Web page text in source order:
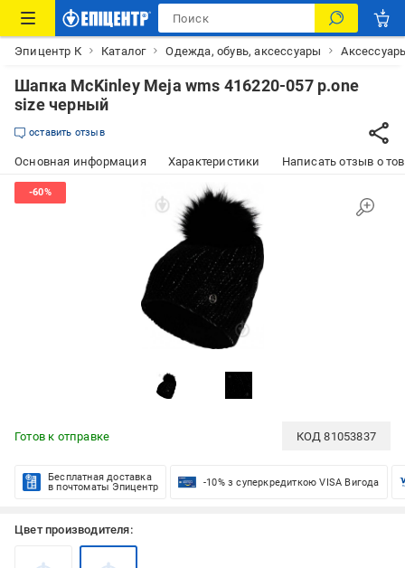
Эпицентр К Каталог Одежда, обувь, аксессуары
Шапка McKinley Meja wms 416220-057 р.one
size черный
оставить отзыв
Основная информация Характеристики Написать отзыв о
Готов к отправке КОД81053837
Бесплатная доставка
в почтоматы Эпицентр
-10% з суперкредиткою VISA Вигода
Цвет производителя: